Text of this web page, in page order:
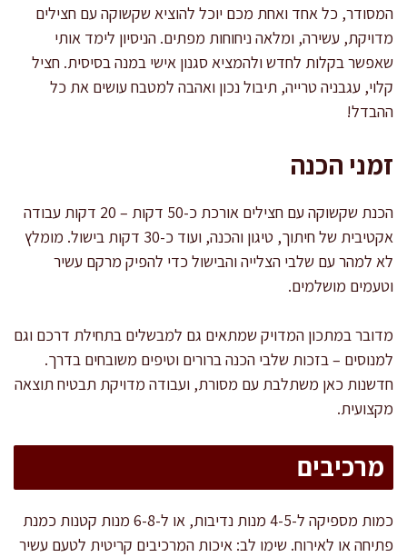
המסודר, כל אחד ואחת מכם יוכל להוציא שקשוקה עם חצילים
מדויקת, עשירה, ומלאה ניחוחות מפתים. הניסיון לימד אותי
שאפשר בקלות לחדש ולהמציא סגנון אישי במנה בסיסית. חציל
קלוי, עגבניה טרייה, תיבול נכון ואהבה למטבח עושים את כל
ההבדל!
זמני הכנה
הכנת שקשוקה עם חצילים אורכת כ-50 דקות – 20 דקות עבודה
אקטיבית של חיתוך, טיגון והכנה, ועוד כ-30 דקות בישול. מומלץ
לא למהר עם שלבי הצלייה והבישול כדי להפיק מרקם עשיר
וטעמים מושלמים.
מדובר במתכון המדויק שמתאים גם למבשלים בתחילת דרכם וגם
למנוסים – בזכות שלבי הכנה ברורים וטיפים משובחים בדרך.
חדשנות כאן משתלבת עם מסורת, ועבודה מדויקת תבטיח תוצאה
מקצועית.
מרכיבים
כמות מספיקה ל-4-5 מנות נדיבות, או ל-6-8 מנות קטנות כמנת
פתיחה או לאירוח. שימו לב: איכות המרכיבים קריטית לטעם עשיר